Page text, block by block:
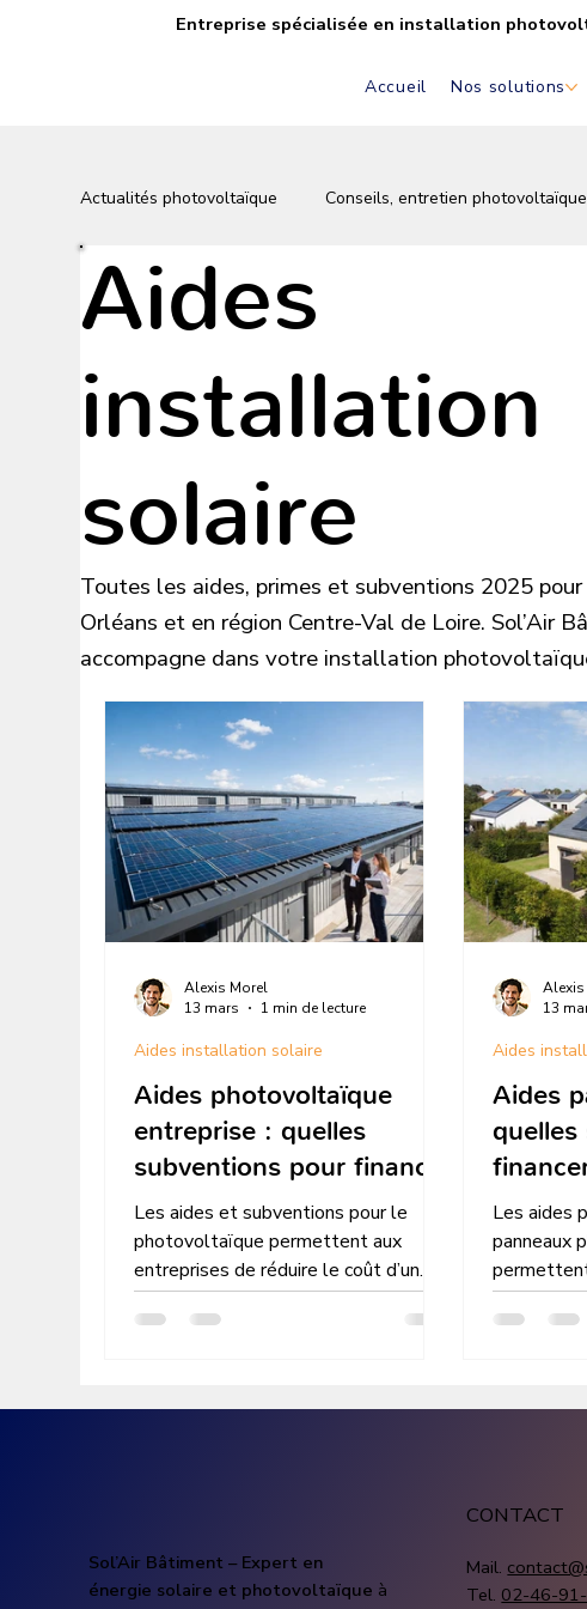
Entreprise spécialisée en installation
Accueil Nos solutions
Actualités photovoltaïque Conseils, entretien photovoltaïque
Réalisations Sol’Air Bâtiment
Batterie & stockage solaire Équipements & innovations
Aides
installation
solaire
Toutes les aides, primes et subventions 2025
Orléans et en région Centre-Val de Loire. Sol’Air
accompagne dans votre installation
Aides photovoltaïque
entreprise : quelles
subventions pour financer
une installation solaire
Les aides et subventions pour le
photovoltaïque permettent aux
entreprises de réduire le coût d’un
projet solaire. Découvrez les
dispositifs financiers disponibles pour
Aides installation solaire
Alexis Morel
13 mars
1 min de lecture
Aides
quelles
Les aides
panneaux
solaire.
Aides
13
Sol’Air Bâtiment – Expert en
énergie solaire et photovoltaïque à
CONTACT
Mail.
Tel. 02-46-